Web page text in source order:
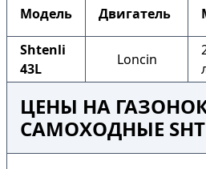
Модель Двигатель
Shtenli
43L
Loncin
ЦЕНЫ НА
САМОХОДНЫЕ